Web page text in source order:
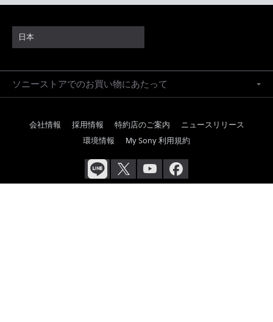
日本
ソニーストアでのお買い物にあたって
会社情報 採用情報 特約店のご案内
ニュースリリース
環境情報
My Sony 利用規約